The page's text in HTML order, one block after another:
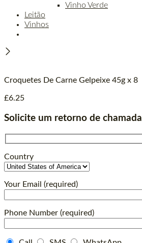
Vinho Verde
Leitão
Vinhos
Croquetes De Carne Gelpeixe 45g x 8
£6.25
Solicite um retorno de chamada
Country
Your Email (required)
Phone Number (required)